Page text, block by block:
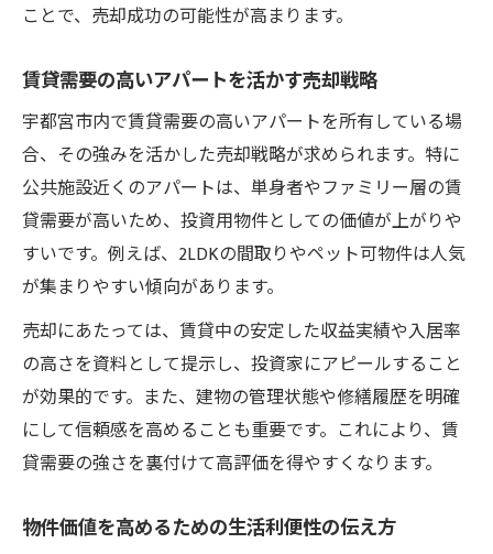
ことで、売却成功の可能性が高まります。
賃貸需要の高いアパートを活かす売却戦略
宇都宮市内で賃貸需要の高いアパートを所有している場
合、その強みを活かした売却戦略が求められます。特に
公共施設近くのアパートは、単身者やファミリー層の賃
貸需要が高いため、投資用物件としての価値が上がりや
すいです。例えば、2LDKの間取りやペット可物件は人気
が集まりやすい傾向があります。
売却にあたっては、賃貸中の安定した収益実績や入居率
の高さを資料として提示し、投資家にアピールすること
が効果的です。また、建物の管理状態や修繕履歴を明確
にして信頼感を高めることも重要です。これにより、賃
貸需要の強さを裏付けて高評価を得やすくなります。
物件価値を高めるための生活利便性の伝え方